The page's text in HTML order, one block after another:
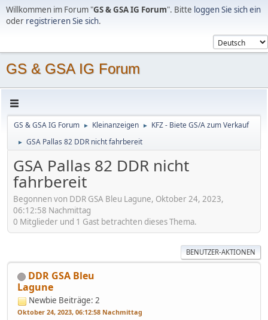
Willkommen im Forum "GS & GSA IG Forum". Bitte loggen Sie sich ein
oder registrieren Sie sich.
GS & GSA IG Forum
GS & GSA IG Forum ► Kleinanzeigen ► KFZ - Biete GS/A zum Verkauf
► GSA Pallas 82 DDR nicht fahrbereit
GSA Pallas 82 DDR nicht
fahrbereit
Begonnen von DDR GSA Bleu Lagune, Oktober 24, 2023,
06:12:58 Nachmittag
0 Mitglieder und 1 Gast betrachten dieses Thema.
BENUTZER-AKTIONEN
DDR GSA Bleu
Lagune
Newbie Beiträge: 2
Oktober 24, 2023, 06:12:58 Nachmittag